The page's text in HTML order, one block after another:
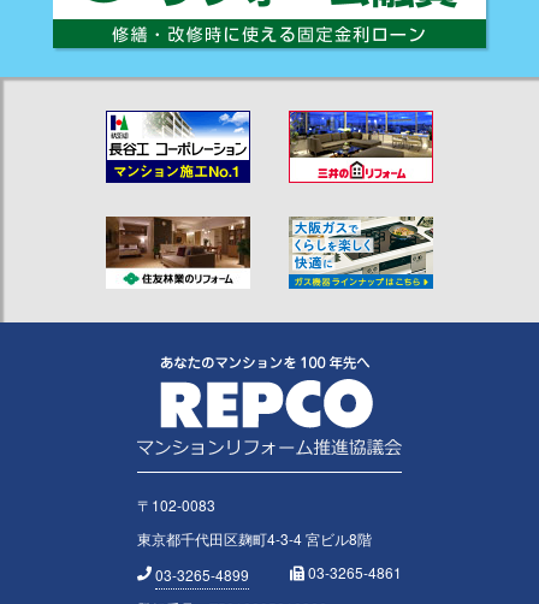
〒102-0083
東京都千代田区麹町4-3-4 宮ビル8階
03-3265-4899
03-3265-4861